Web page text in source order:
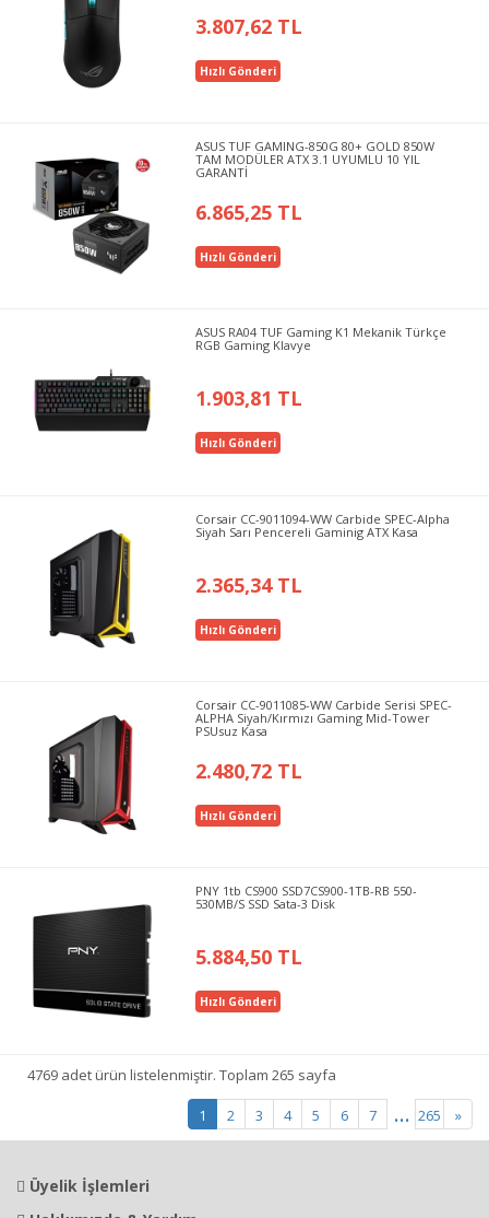
3.807,62 TL
Hızlı Gönderi
ASUS TUF GAMING-850G 80+ GOLD 850W
TAM MODÜLER ATX 3.1 UYUMLU 10 YIL
GARANTİ
6.865,25 TL
Hızlı Gönderi
ASUS RA04 TUF Gaming K1 Mekanik Türkçe
RGB Gaming Klavye
1.903,81 TL
Hızlı Gönderi
Corsair CC-9011094-WW Carbide SPEC-Alpha
Siyah Sarı Pencereli Gaminig ATX Kasa
2.365,34 TL
Hızlı Gönderi
Corsair CC-9011085-WW Carbide Serisi SPEC-
ALPHA Siyah/Kırmızı Gaming Mid-Tower
PSUsuz Kasa
2.480,72 TL
Hızlı Gönderi
PNY 1tb CS900 SSD7CS900-1TB-RB 550-
530MB/S SSD Sata-3 Disk
5.884,50 TL
Hızlı Gönderi
4769 adet ürün listelenmiştir. Toplam 265 sayfa
1 2 3 4 5 6 7 ... 265 »
Üyelik İşlemleri